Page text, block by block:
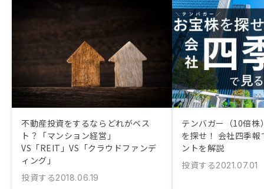
不動産投資をするならどれがベス
ト？「マンション経営」
VS「REIT」VS「クラウドファンデ
ィング」
投資する2018.06.19
テンバガー（10倍株
を探せ！ 会社四季
ントを解説
投資する2021.07.01